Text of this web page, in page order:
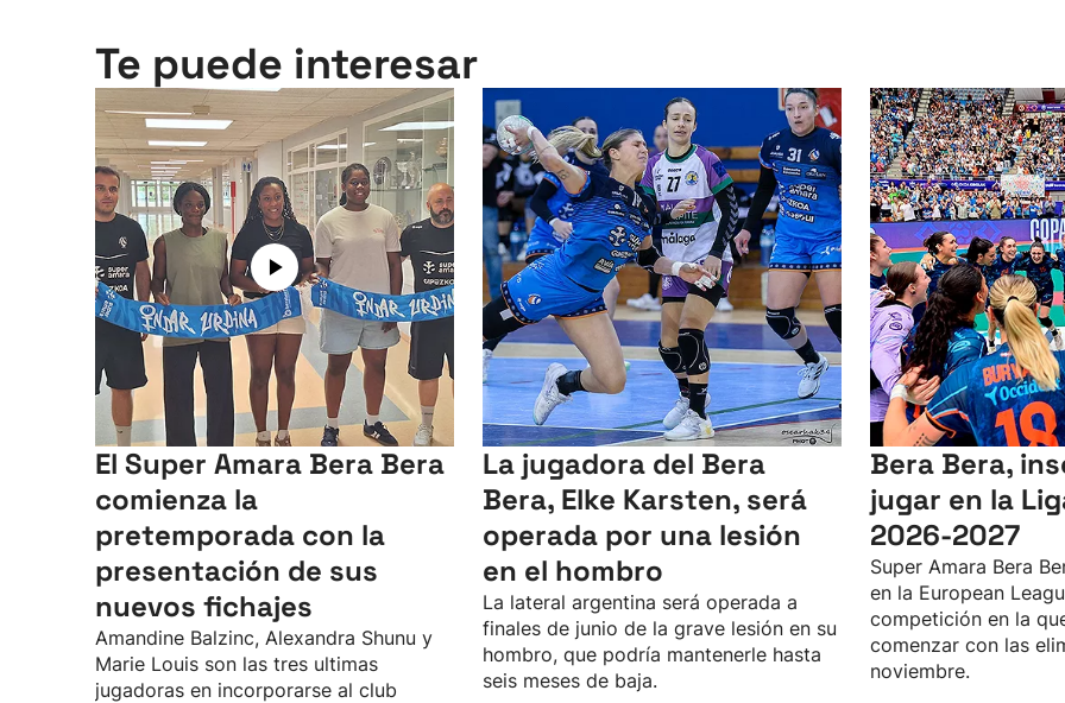
Te puede interesar
El Super Amara Bera Bera
comienza la
pretemporada con la
presentación de sus
nuevos fichajes
Amandine Balzinc, Alexandra Shunu y
Marie Louis son las tres ultimas
jugadoras en incorporarse al club
La jugadora del Bera
Bera, Elke Karsten, será
operada por una lesión
en el hombro
La lateral argentina será operada a
finales de junio de la grave lesión en su
hombro, que podría mantenerle hasta
seis meses de baja.
Bera Bera,
jugar en la
2026-2027
Super Amara Bera
en la European
competición en la
comenzar con las
noviembre.